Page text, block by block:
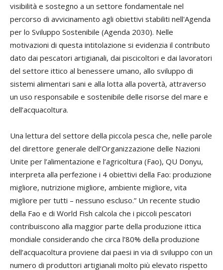
visibilità e sostegno a un settore fondamentale nel
percorso di avvicinamento agli obiettivi stabiliti nell'Agenda
per lo Sviluppo Sostenibile (Agenda 2030). Nelle
motivazioni di questa intitolazione si evidenzia il contributo
dato dai pescatori artigianali, dai piscicoltori e dai lavoratori
del settore ittico al benessere umano, allo sviluppo di
sistemi alimentari sani e alla lotta alla povertà, attraverso
un uso responsabile e sostenibile delle risorse del mare e
dell’acquacoltura.
Una lettura del settore della piccola pesca che, nelle parole
del direttore generale dell’Organizzazione delle Nazioni
Unite per l’alimentazione e l’agricoltura (Fao), QU Donyu,
interpreta alla perfezione i 4 obiettivi della Fao: produzione
migliore, nutrizione migliore, ambiente migliore, vita
migliore per tutti – nessuno escluso.” Un recente studio
della Fao e di World Fish calcola che i piccoli pescatori
contribuiscono alla maggior parte della produzione ittica
mondiale considerando che circa l’80% della produzione
dell’acquacoltura proviene dai paesi in via di sviluppo con un
numero di produttori artigianali molto più elevato rispetto